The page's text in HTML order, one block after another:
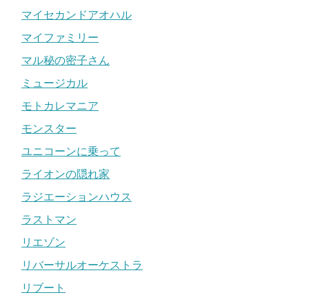
マイセカンドアオハル
マイファミリー
マル秘の密子さん
ミュージカル
モトカレマニア
モンスター
ユニコーンに乗って
ライオンの隠れ家
ラジエーションハウス
ラストマン
リエゾン
リバーサルオーケストラ
リブート